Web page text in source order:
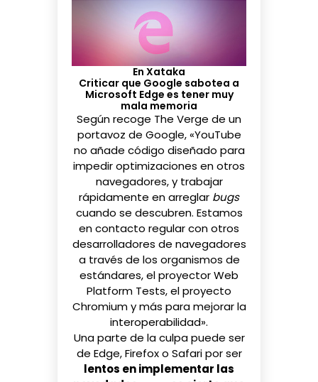
En Xataka
Criticar que Google sabotea a
Microsoft Edge es tener muy
mala memoria
Según recoge The Verge de un
portavoz de Google, «YouTube
no añade código diseñado para
impedir optimizaciones en otros
navegadores, y trabajar
rápidamente en arreglar bugs
cuando se descubren. Estamos
en contacto regular con otros
desarrolladores de navegadores
a través de los organismos de
estándares, el proyector Web
Platform Tests, el proyecto
Chromium y más para mejorar la
interoperabilidad».
Una parte de la culpa puede ser
de Edge, Firefox o Safari por ser
lentos en implementar las